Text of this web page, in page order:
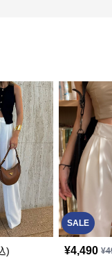
)
SALE
¥4,490 ¥